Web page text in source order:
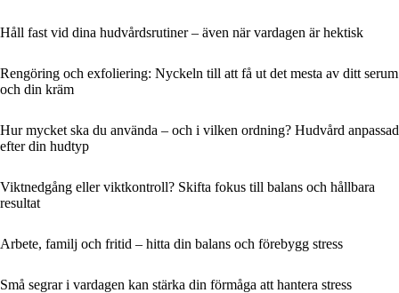
Håll fast vid dina hudvårdsrutiner – även när vardagen är hektisk
Rengöring och exfoliering: Nyckeln till att få ut det mesta av ditt serum
och din kräm
Hur mycket ska du använda – och i vilken ordning? Hudvård anpassad
efter din hudtyp
Viktnedgång eller viktkontroll? Skifta fokus till balans och hållbara
resultat
Arbete, familj och fritid – hitta din balans och förebygg stress
Små segrar i vardagen kan stärka din förmåga att hantera stress